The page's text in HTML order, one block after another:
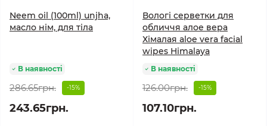
Neem oil (100ml) unjha,
масло нім, для тіла
В наявності
286.65грн. -15%
243.65грн.
Вологі серветки для
обличчя алое вера
Хімалая aloe vera facial
wipes Himalaya
В наявності
126.00грн. -15%
107.10грн.